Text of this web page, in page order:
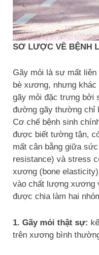
SƠ LƯỢC VỀ BỆNH
Gãy mỏi là sự mất
bè xương, nhưng
gãy mỏi đặc trưng bởi
đường gãy thường chỉ
Cơ chế bệnh sinh
được biết tường tận,
mất cân bằng giữa
resistance) và stress
xương (bone
vào chất lượng xương
được chia làm hai
1. Gãy mỏi thật sự:
trên xương bình